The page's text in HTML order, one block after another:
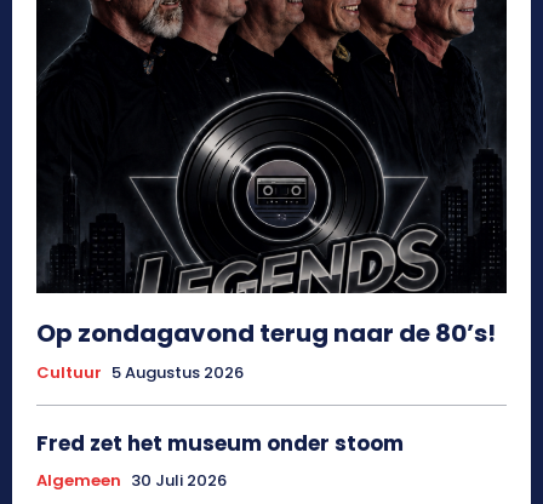
Op zondagavond terug naar de 80’s!
Cultuur 5 Augustus 2026
Fred zet het museum onder stoom
Algemeen 30 Juli 2026